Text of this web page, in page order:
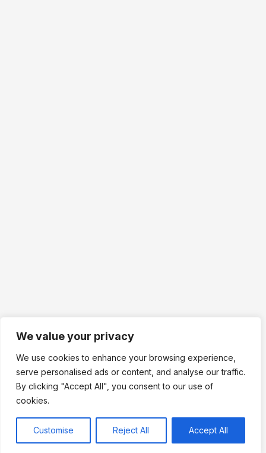
We value your privacy
We use cookies to enhance your browsing experience,
serve personalised ads or content, and analyse our traffic.
By clicking "Accept All", you consent to our use of
cookies.
Customise Reject All Accept All